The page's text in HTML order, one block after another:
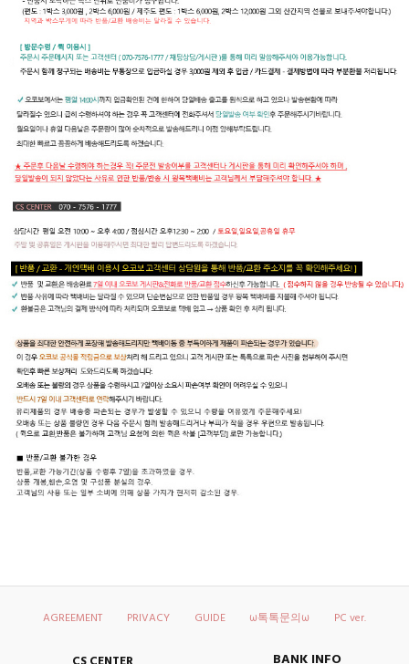
AGREEMENT PRIVACY GUIDE ω톡톡문의ω PC ver.